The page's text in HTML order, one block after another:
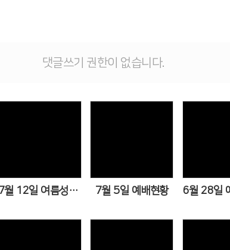
댓글쓰기 권한이 없습니다.
7월 12일 여름성경학교 2일차 7월 5일 예배현황 6월 28일